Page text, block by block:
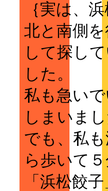
｛実は、
北と南側
して探し
した。
私も急い
しまいま
でも、私
ら歩いて
「浜松餃